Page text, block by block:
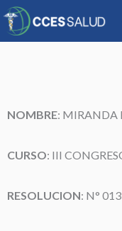
NOMBRE: MIRANDA
CURSO: III
RESOLUCION: N°